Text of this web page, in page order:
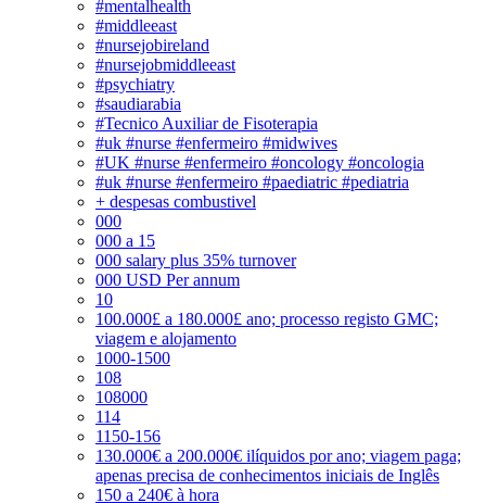
#mentalhealth
#middleeast
#nursejobireland
#nursejobmiddleeast
#psychiatry
#saudiarabia
#Tecnico Auxiliar de Fisoterapia
#uk #nurse #enfermeiro #midwives
#UK #nurse #enfermeiro #oncology #oncologia
#uk #nurse #enfermeiro #paediatric #pediatria
+ despesas combustivel
000
000 a 15
000 salary plus 35% turnover
000 USD Per annum
10
100.000£ a 180.000£ ano; processo registo GMC;
viagem e alojamento
1000-1500
108
108000
114
1150-156
130.000€ a 200.000€ ilíquidos por ano; viagem paga;
apenas precisa de conhecimentos iniciais de Inglês
150 a 240€ à hora